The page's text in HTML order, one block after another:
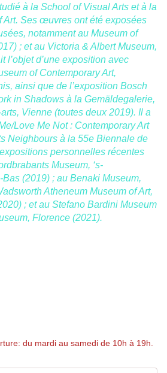
à la School of Visual Arts et à la
Art. Ses œuvres ont été exposées
notamment au Museum of
; et au Victoria & Albert Museum,
l’objet d’une exposition avec
of Contemporary Art,
ainsi que de l’exposition Bosch
in Shadows à la Gemäldegalerie,
Vienne (toutes deux 2019). Il a
Love Me Not : Contemporary Art
Neighbours à la 55e Biennale de
personnelles récentes
Museum, ‘s-
(2019) ; au Benaki Museum,
Atheneum Museum of Art,
; et au Stefano Bardini Museum
Florence (2021).
du mardi au samedi de 10h à 19h.